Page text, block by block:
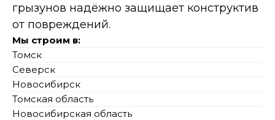
грызунов надёжно защищает конструктив
от повреждений.
Мы строим в:
Томск
Северск
Новосибирск
Томская область
Новосибирская область